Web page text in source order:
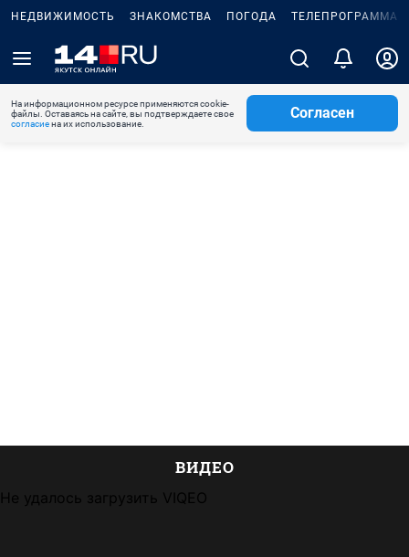
НЕДВИЖИМОСТЬ ЗНАКОМСТВА ПОГОДА ТЕЛЕПРОГРАММА
На информационном ресурсе применяются cookie-
файлы. Оставаясь на сайте, вы подтверждаете свое
согласиена их использование.
Согласен
ВИДЕО
Не удалось загрузить VIQEO